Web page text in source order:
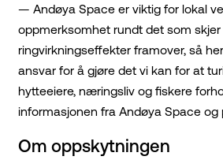
— Andøya Space er viktig for lokal
oppmerksomhet rundt det som
ringvirkningseffekter framover, så
ansvar for å gjøre det vi kan for at
hytteeiere, næringsliv og fiskere
informasjonen fra Andøya Space og
Om oppskytningen